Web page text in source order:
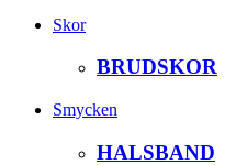
Skor
BRUDSKOR
Smycken
HALSBAND